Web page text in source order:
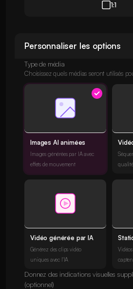
1:1
Personnaliser les options
Type de média
Choisissez quels médias seront utilisés
Images AI animées
Images générées par IA avec
effets de mouvement
Vidéo générée par IA
Générez des clips vidéo
uniques avec l'IA
Donnez des indications visuelles
(optionnel)